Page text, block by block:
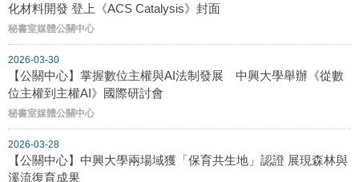
化材料開發 登上《ACS Catalysis》封面
秘書室媒體公關中心
2026-03-30
【公關中心】掌握數位主權與AI法制發展 中興大學舉辦《從數
位主權到主權AI》國際研討會
秘書室媒體公關中心
2026-03-28
【公關中心】中興大學兩場域獲「保育共生地」認證 展現森林與
溪流復育成果